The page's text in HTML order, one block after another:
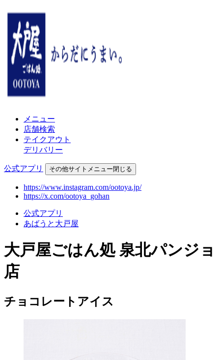
メニュー
店舗検索
テイクアウト
デリバリー
公式アプリ その他サイトメニュー閉じる
https://www.instagram.com/ootoya.jp/
https://x.com/ootoya_gohan
公式アプリ
あばうと大戸屋
大戸屋ごはん処 泉北パンジョ
店
チョコレートアイス